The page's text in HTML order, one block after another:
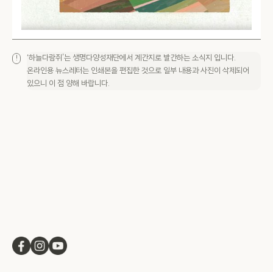
!
‘하늘다람쥐’는 생명다양성재단에서 계간지로 발간하는 소식지 입니다.
온라인용 뉴스레터는 인쇄본을 편집한 것으로 일부 내용과 사진이 삭제되어
있으니 이 점 양해 바랍니다.